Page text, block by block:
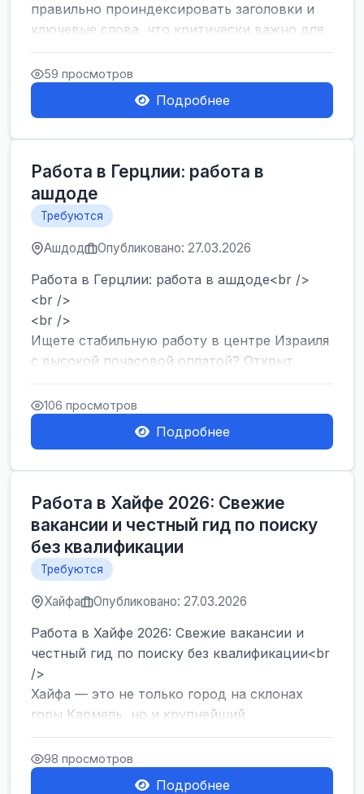
правильно проиндексировать заголовки и
ключевые слова, что критически важно для
SEO....
59 просмотров
Подробнее
Работа в Герцлии: работа в
ашдоде
Требуются
Ашдод Опубликовано: 27.03.2026
Работа в Герцлии: работа в ашдоде<br />
<br />
<br />
Ищете стабильную работу в центре Израиля
с высокой почасовой оплатой? Открыт
набор сотрудников на современный склад в
Герцлии. Мы предлагаем оф...
106 просмотров
Подробнее
Работа в Хайфе 2026: Свежие
вакансии и честный гид по поиску
без квалификации
Требуются
Хайфа Опубликовано: 27.03.2026
Работа в Хайфе 2026: Свежие вакансии и
честный гид по поиску без квалификации<br
/>
Хайфа — это не только город на склонах
горы Кармель, но и крупнейший
промышленный и логистический хаб
Израиля. Если...
98 просмотров
Подробнее